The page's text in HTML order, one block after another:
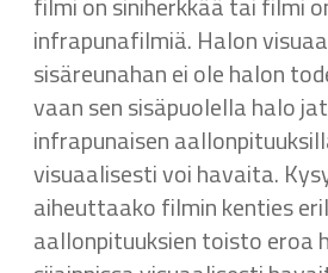
infrapunafilmiä. Halon
sisäreunahan ei ole halon
vaan sen sisäpuolella halo
infrapunaisen
visuaalisesti voi havaita.
aiheuttaako filmin kenties
aallonpituuksien toisto eroa